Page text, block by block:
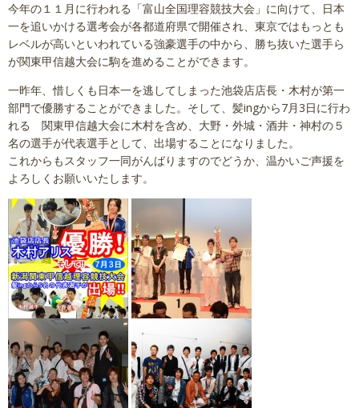
今年の１１月に行われる「富山全国理容競技大会」に向けて、日本
一を追いかける選考会が各都道府県で開催され、東京ではもっとも
レベルが高いといわれている強豪選手の中から、勝ち抜いた選手ら
が関東甲信越大会に駒を進めることができます。
一昨年、惜しくも日本一を逃してしまった池袋店店長・木村が第一
部門で優勝することができました。そして、髪ingから7月3日に行わ
れる 関東甲信越大会に木村を含め、大野・外城・酒井・神村の５
名の選手が代表選手として、出場することになりました。
これからもスタッフ一同がんばりますのでどうか、温かいご声援を
よろしくお願いいたします。